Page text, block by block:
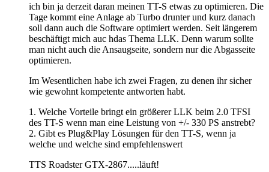
ich bin ja derzeit daran meinen TT-S etwas zu optimieren. Die
Tage kommt eine Anlage ab Turbo drunter und kurz danach
soll dann auch die Software optimiert werden. Seit längerem
beschäftigt mich auc hdas Thema LLK. Denn warum sollte
man nicht auch die Ansaugseite, sondern nur die Abgasseite
optimieren.
Im Wesentlichen habe ich zwei Fragen, zu denen ihr sicher
wie gewohnt kompetente antworten habt.
1. Welche Vorteile bringt ein größerer LLK beim 2.0 TFSI
des TT-S wenn man eine Leistung von +/- 330 PS anstrebt?
2. Gibt es Plug&Play Lösungen für den TT-S, wenn ja
welche und welche sind empfehlenswert
TTS Roadster GTX-2867.....läuft!